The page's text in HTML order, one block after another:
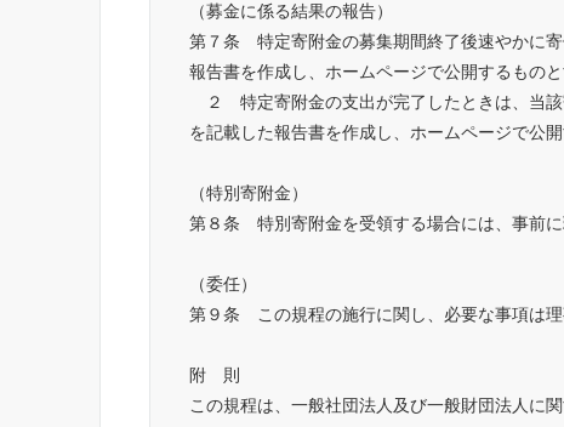
（募金に係る結果の報告）
第７条　特定寄附金の募集期間終了後速やかに
報告書を作成し、ホームページで公開するものと
２　特定寄附金の支出が完了したときは、当
を記載した報告書を作成し、ホームページで公開
（特別寄附金）
第８条　特別寄附金を受領する場合には、事前
（委任）
第９条　この規程の施行に関し、必要な事項は理
附　則
この規程は、一般社団法人及び一般財団法人に